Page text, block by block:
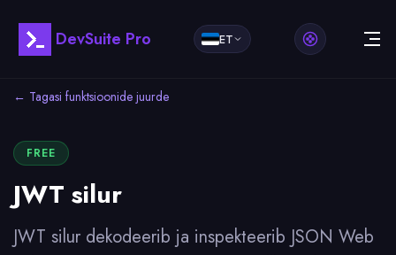
DevSuite Pro ET
← Tagasi funktsioonide juurde
FREE
JWT silur
JWT silur dekodeerib ja inspekteerib JSON Web